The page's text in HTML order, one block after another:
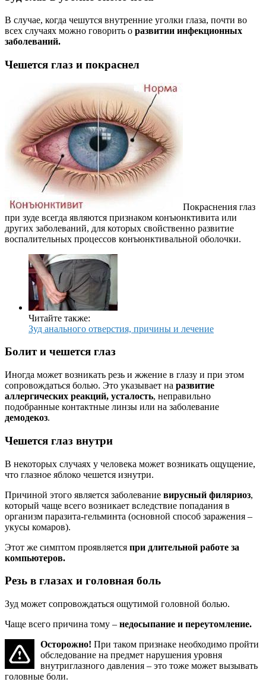
В случае, когда чешутся внутренние уголки глаза, почти во
всех случаях можно говорить о развитии инфекционных
заболеваний.
Чешется глаз и покраснел
Покраснения глаз
при зуде всегда являются признаком конъюнктивита или
других заболеваний, для которых свойственно развитие
воспалительных процессов конъюнктивальной оболочки.
Читайте также:
Зуд анального отверстия, причины и лечение
Болит и чешется глаз
Иногда может возникать резь и жжение в глазу и при этом
сопровождаться болью. Это указывает на развитие
аллергических реакций, усталость, неправильно
подобранные контактные линзы или на заболевание
демодекоз.
Чешется глаз внутри
В некоторых случаях у человека может возникать ощущение,
что глазное яблоко чешется изнутри.
Причиной этого является заболевание вирусный филяриоз,
который чаще всего возникает вследствие попадания в
организм паразита-гельминта (основной способ заражения –
укусы комаров).
Этот же симптом проявляется при длительной работе за
компьютеров.
Резь в глазах и головная боль
Зуд может сопровождаться ощутимой головной болью.
Чаще всего причина тому – недосыпание и переутомление.
Осторожно! При таком признаке необходимо пройти
обследование на предмет нарушения уровня
внутриглазного давления – это тоже может вызывать
головные боли.